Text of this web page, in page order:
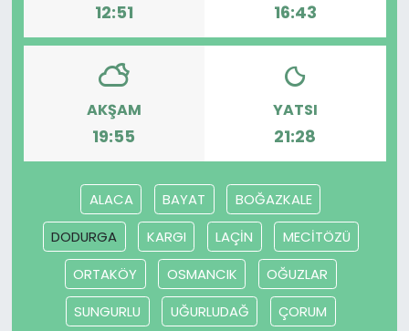
12:51 16:43
AKŞAM
19:55
YATSI
21:28
ALACA BAYAT
BOĞAZKALE
DODURGA
KARGI LAÇİN
MECİTÖZÜ
ORTAKÖY
OSMANCIK
OĞUZLAR
SUNGURLU
UĞURLUDAĞ
ÇORUM
Otomobil Dünyası
Politika
SAĞLIK
Teknoloji
TÜRKiYE
Video Galeri